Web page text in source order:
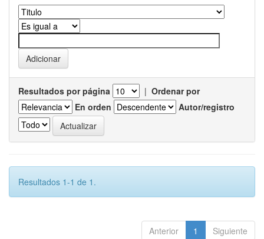
Resultados por página | Ordenar por
En orden
Autor/registro
Resultados 1-1 de 1.
Anterior 1 Siguiente